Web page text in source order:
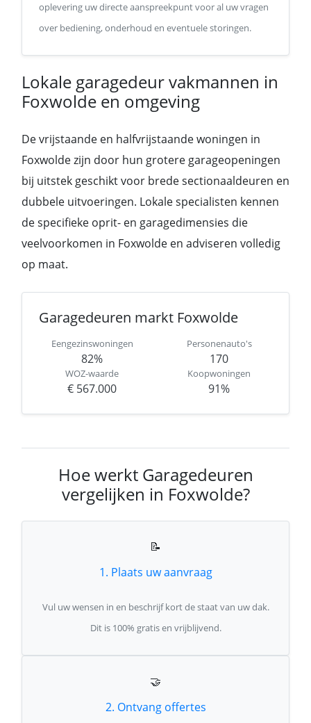
oplevering uw directe aanspreekpunt voor al uw vragen
over bediening, onderhoud en eventuele storingen.
Lokale garagedeur vakmannen in
Foxwolde en omgeving
De vrijstaande en halfvrijstaande woningen in
Foxwolde zijn door hun grotere garageopeningen
bij uitstek geschikt voor brede sectionaaldeuren en
dubbele uitvoeringen. Lokale specialisten kennen
de specifieke oprit- en garagedimensies die
veelvoorkomen in Foxwolde en adviseren volledig
op maat.
Garagedeuren markt Foxwolde
Eengezinswoningen
82%
Personenauto's
170
WOZ-waarde
€ 567.000
Koopwoningen
91%
Hoe werkt Garagedeuren
vergelijken in Foxwolde?
📝
1. Plaats uw aanvraag
Vul uw wensen in en beschrijf kort de staat van uw dak.
Dit is 100% gratis en vrijblijvend.
🤝
2. Ontvang offertes